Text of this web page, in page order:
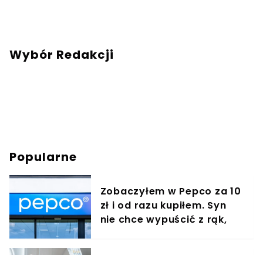
Wybór Redakcji
Popularne
Zobaczyłem w Pepco za 10
zł i od razu kupiłem. Syn
nie chce wypuścić z rąk,